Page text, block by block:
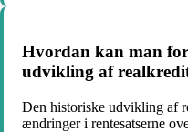
Hvordan kan man
udvikling af
Den historiske udvikling af
ændringer i rentesatserne